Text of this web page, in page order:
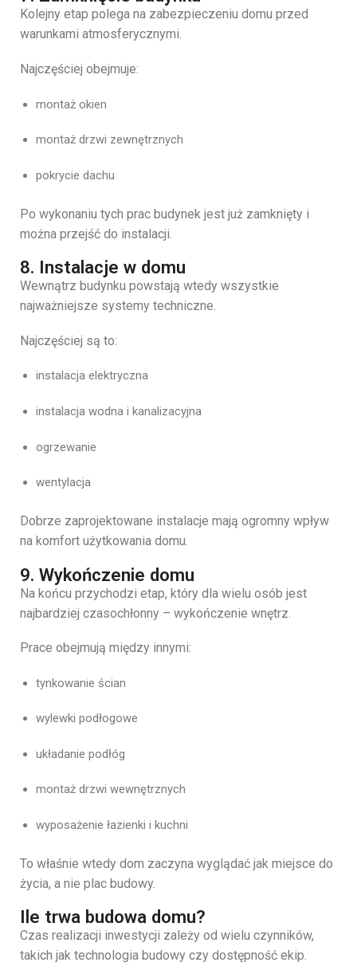
Kolejny etap polega na zabezpieczeniu domu przed
warunkami atmosferycznymi.
Najczęściej obejmuje:
montaż okien
montaż drzwi zewnętrznych
pokrycie dachu
Po wykonaniu tych prac budynek jest już zamknięty i
można przejść do instalacji.
8. Instalacje w domu
Wewnątrz budynku powstają wtedy wszystkie
najważniejsze systemy techniczne.
Najczęściej są to:
instalacja elektryczna
instalacja wodna i kanalizacyjna
ogrzewanie
wentylacja
Dobrze zaprojektowane instalacje mają ogromny wpływ
na komfort użytkowania domu.
9. Wykończenie domu
Na końcu przychodzi etap, który dla wielu osób jest
najbardziej czasochłonny – wykończenie wnętrz.
Prace obejmują między innymi:
tynkowanie ścian
wylewki podłogowe
układanie podłóg
montaż drzwi wewnętrznych
wyposażenie łazienki i kuchni
To właśnie wtedy dom zaczyna wyglądać jak miejsce do
życia, a nie plac budowy.
Ile trwa budowa domu?
Czas realizacji inwestycji zależy od wielu czynników,
takich jak technologia budowy czy dostępność ekip.